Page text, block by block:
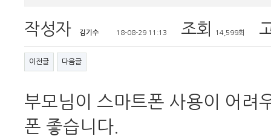
작성자 김기수 18-08-29 11:13 조회 14,599회
이전글 다음글
부모님이 스마트폰 사용이 어려
폰 좋습니다.